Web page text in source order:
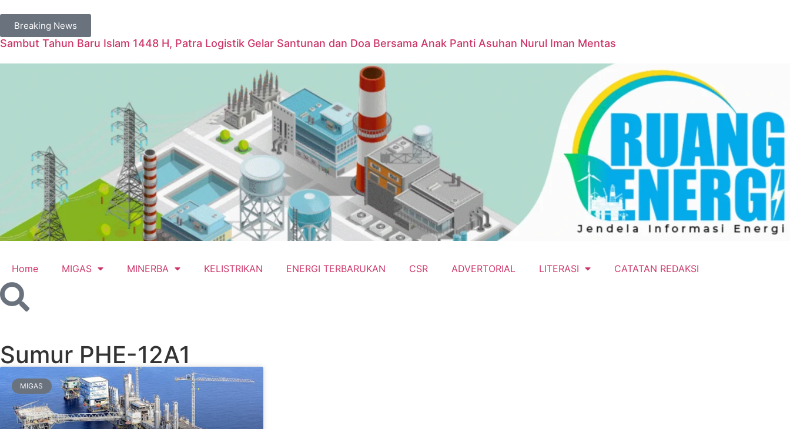
Breaking News
Sambut Tahun Baru Islam 1448 H, Patra Logistik Gelar Santunan dan Doa Bersama Anak Panti Asuhan Nurul Iman Mentas
Home MIGAS MINERBA KELISTRIKAN ENERGI TERBARUKAN CSR ADVERTORIAL LITERASI CATATAN REDAKSI
Sumur PHE-12A1
MIGAS